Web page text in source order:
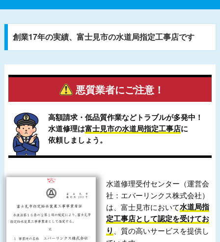
創業17年の実績、富士見市の水道局指定工事店です
悪質業者にご注意！
高額請求・低品質作業などトラブルが多発中！
水道修理は富士見市の水道局指定工事店に
依頼しましょう。
水道修理受付センター（運営会
社：エバーリンクス株式会社）
は、富士見市において水道局指
定工事店として認定を受けてお
り
、質の高いサービスを提供し